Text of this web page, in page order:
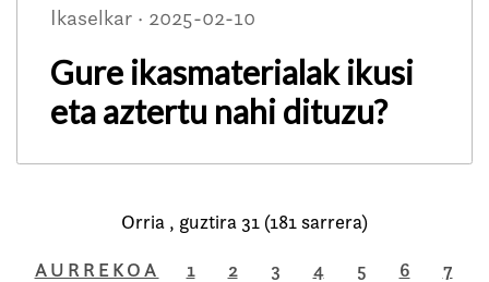
Ikaselkar · 2025-02-10
Gure ikasmaterialak ikusi
eta aztertu nahi dituzu?
Orria , guztira 31 (181 sarrera)
AURREKOA
1 2 3 4 5 6 7